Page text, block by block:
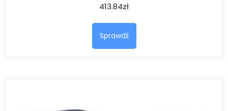
413.84zł
Sprawdź